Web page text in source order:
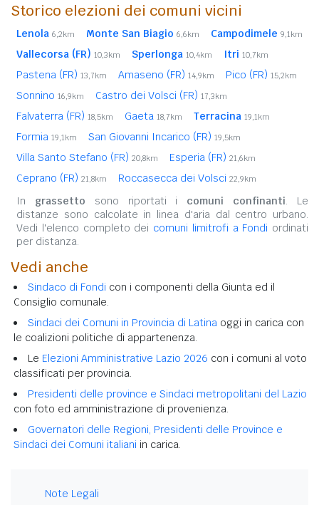
Storico elezioni dei comuni vicini
Lenola 6,2km Monte San Biagio 6,6km Campodimele 9,1km
Vallecorsa (FR) 10,3km Sperlonga 10,4km Itri 10,7km
Pastena (FR) 13,7km Amaseno (FR) 14,9km Pico (FR) 15,2km
Sonnino 16,9km Castro dei Volsci (FR) 17,3km
Falvaterra (FR) 18,5km Gaeta 18,7km Terracina 19,1km
Formia 19,1km San Giovanni Incarico (FR) 19,5km
Villa Santo Stefano (FR) 20,8km Esperia (FR) 21,6km
Ceprano (FR) 21,8km Roccasecca dei Volsci 22,9km
In grassetto sono riportati i comuni confinanti. Le
distanze sono calcolate in linea d'aria dal centro urbano.
Vedi l'elenco completo dei comuni limitrofi a Fondi ordinati
per distanza.
Vedi anche
Sindaco di Fondi con i componenti della Giunta ed il
Consiglio comunale.
Sindaci dei Comuni in Provincia di Latina oggi in carica con
le coalizioni politiche di appartenenza.
Le Elezioni Amministrative Lazio 2026 con i comuni al voto
classificati per provincia.
Presidenti delle province e Sindaci metropolitani del Lazio
con foto ed amministrazione di provenienza.
Governatori delle Regioni, Presidenti delle Province e
Sindaci dei Comuni italiani in carica.
Note Legali